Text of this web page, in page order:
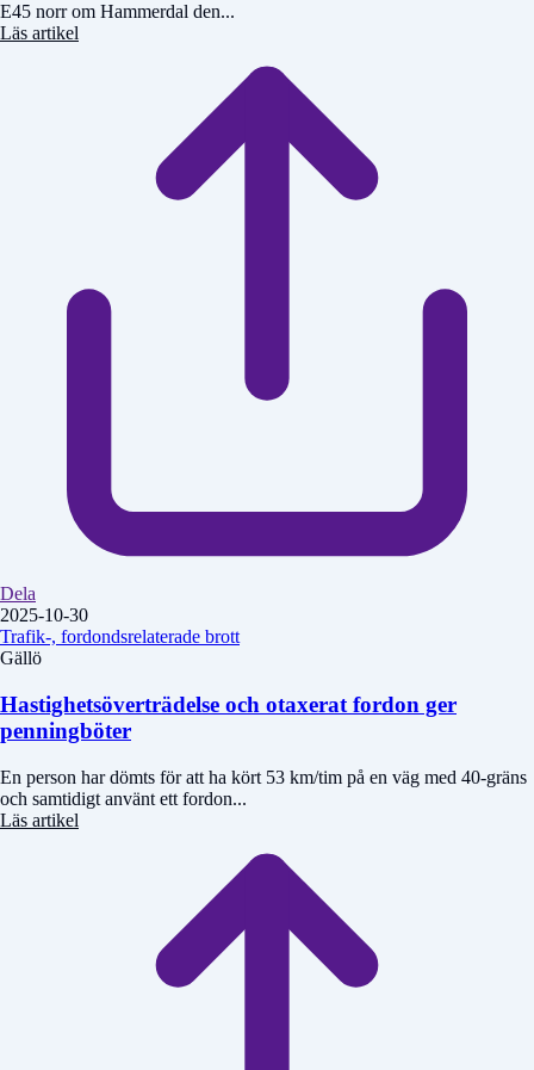
E45 norr om Hammerdal den...
Läs artikel
Dela
2025-10-30
Trafik-, fordondsrelaterade brott
Gällö
Hastighetsöverträdelse och otaxerat fordon ger
penningböter
En person har dömts för att ha kört 53 km/tim på en väg med 40-gräns
och samtidigt använt ett fordon...
Läs artikel